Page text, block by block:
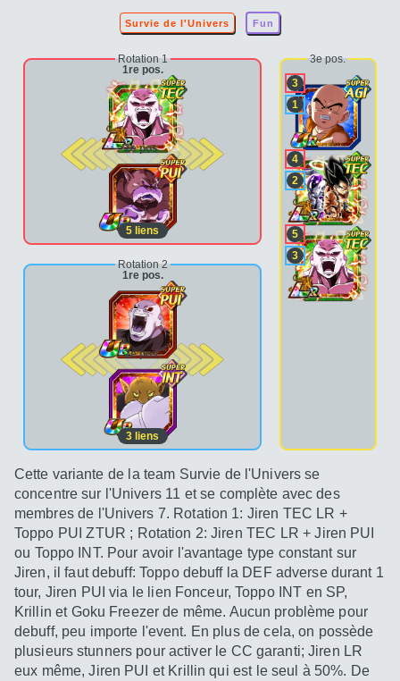
Survie de l'Univers Fun
Rotation 1
1re pos.
2e pos.
5 liens
Rotation 2
1re pos.
2e pos.
3 liens
3e pos.
3
1
4
2
5
3
Cette variante de la team Survie de l'Univers se
concentre sur l'Univers 11 et se complète avec des
membres de l'Univers 7. Rotation 1: Jiren TEC LR +
Toppo PUI ZTUR ; Rotation 2: Jiren TEC LR + Jiren PUI
ou Toppo INT. Pour avoir l'avantage type constant sur
Jiren, il faut debuff: Toppo debuff la DEF adverse durant 1
tour, Jiren PUI via le lien Fonceur, Toppo INT en SP,
Krillin et Goku Freezer de même. Aucun problème pour
debuff, peu importe l'event. En plus de cela, on possède
plusieurs stunners pour activer le CC garanti; Jiren LR
eux même, Jiren PUI et Krillin qui est le seul à 50%. De